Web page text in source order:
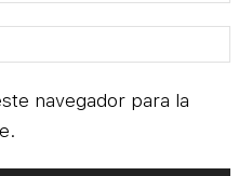
navegador para la